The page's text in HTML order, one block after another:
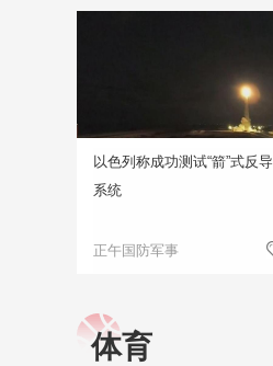
以色列称成功测试“箭”式反导
系统
正午国防军事
体育